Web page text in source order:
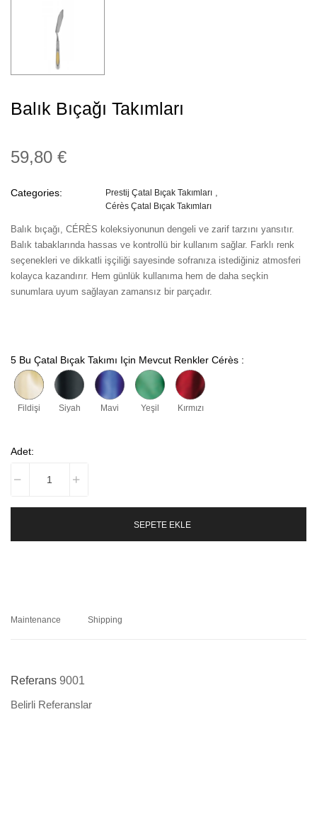
Balık Bıçağı Takımları
59,80 €
Categories:
Prestij Çatal Bıçak Takımları
Cérès Çatal Bıçak Takımları
Balık bıçağı, CÉRÈS koleksiyonunun dengeli ve zarif tarzını yansıtır.
Balık tabaklarında hassas ve kontrollü bir kullanım sağlar. Farklı renk
seçenekleri ve dikkatli işçiliği sayesinde sofranıza istediğiniz atmosferi
kolayca kazandırır. Hem günlük kullanıma hem de daha seçkin
sunumlara uyum sağlayan zamansız bir parçadır.
5 Bu Çatal Bıçak Takımı Için Mevcut Renkler Cérès :
Fildişi Siyah Mavi Yeşil Kırmızı
Adet:
SEPETE EKLE
Maintenance Shipping
Referans 9001
Belirli Referanslar